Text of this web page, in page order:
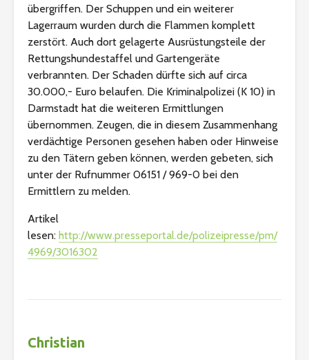
übergriffen. Der Schuppen und ein weiterer
Lagerraum wurden durch die Flammen komplett
zerstört. Auch dort gelagerte Ausrüstungsteile der
Rettungshundestaffel und Gartengeräte
verbrannten. Der Schaden dürfte sich auf circa
30.000,- Euro belaufen. Die Kriminalpolizei (K 10) in
Darmstadt hat die weiteren Ermittlungen
übernommen. Zeugen, die in diesem Zusammenhang
verdächtige Personen gesehen haben oder Hinweise
zu den Tätern geben können, werden gebeten, sich
unter der Rufnummer 06151 / 969-0 bei den
Ermittlern zu melden.
Artikel
lesen: http://www.presseportal.de/polizeipresse/pm/
4969/3016302
Christian